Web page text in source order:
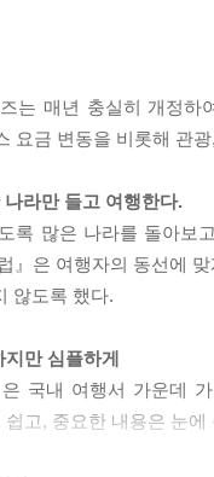
는 매년 충실히 개정
요금 변동을 비롯해 관
라만 들고 여행한다.
록 많은 나라를 돌아보
』은 여행자의 동선에
않도록 했다.
만 심플하게
은 국내 여행서 가운데
고, 중요한 내용은 눈